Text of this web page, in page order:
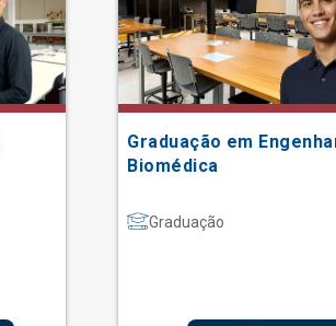
Graduação em
Biomédica
Graduação